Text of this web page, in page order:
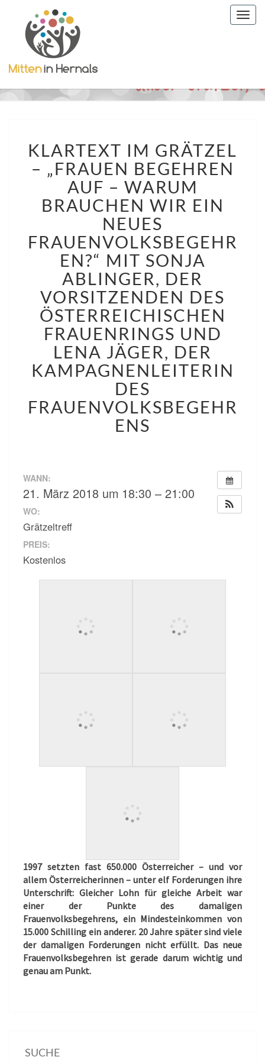
IM
GRÄTZEL
–
„FRAUEN
BEGEHREN
AUF
–
WARUM
BRAUCHEN
WIR
EIN
NEUES
MIT
SONJA
ABLINGER,
DER
VORSITZENDEN
DES
ÖSTERREICHISCHEN
FRAUENRINGS
UND
LENA
KAMPAGNENLEITERIN
KLARTEXT IM GRÄTZEL
– „FRAUEN BEGEHREN
AUF – WARUM
BRAUCHEN WIR EIN
NEUES
FRAUENVOLKSBEGEHR
EN?“ MIT SONJA
ABLINGER, DER
VORSITZENDEN DES
ÖSTERREICHISCHEN
FRAUENRINGS UND
LENA JÄGER, DER
KAMPAGNENLEITERIN
DES
FRAUENVOLKSBEGEHR
ENS
WANN:
21. März 2018 um 18:30 – 21:00
WO:
Grätzeltreff
PREIS:
Kostenlos
1997 setzten fast 650.000 Österreicher – und vor
allem Österreicherinnen – unter elf Forderungen ihre
Unterschrift: Gleicher Lohn für gleiche Arbeit war
einer der Punkte des damaligen
Frauenvolksbegehrens, ein Mindesteinkommen von
15.000 Schilling ein anderer. 20 Jahre später sind viele
der damaligen Forderungen nicht erfüllt. Das neue
Frauenvolksbegehren ist gerade darum wichtig und
genau am Punkt.
SUCHE